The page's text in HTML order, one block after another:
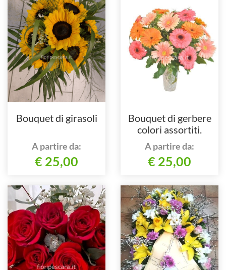
Bouquet di girasoli
A partire da:
€ 25,00
Bouquet di gerbere
colori assortiti.
A partire da:
€ 25,00